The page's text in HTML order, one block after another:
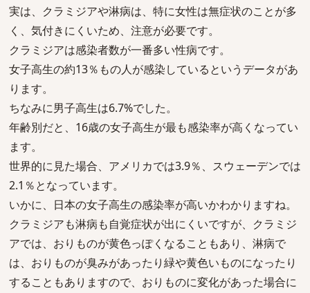
実は、クラミジアや淋病は、特に女性は無症状のことが多
く、気付きにくいため、注意が必要です。
クラミジアは感染者数が一番多い性病です。
女子高生の約13％もの人が感染しているというデータがあ
ります。
ちなみに男子高生は6.7%でした。
年齢別だと、16歳の女子高生が最も感染率が高くなってい
ます。
世界的に見た場合、アメリカでは3.9％、スウェーデンでは
2.1％となっています。
いかに、日本の女子高生の感染率が高いかわかりますね。
クラミジアも淋病も自覚症状が出にくいですが、クラミジ
アでは、おりものが黄色っぽくなることもあり、淋病で
は、おりものが臭みがあったり緑や黄色いものになったり
することもありますので、おりものに変化があった場合に